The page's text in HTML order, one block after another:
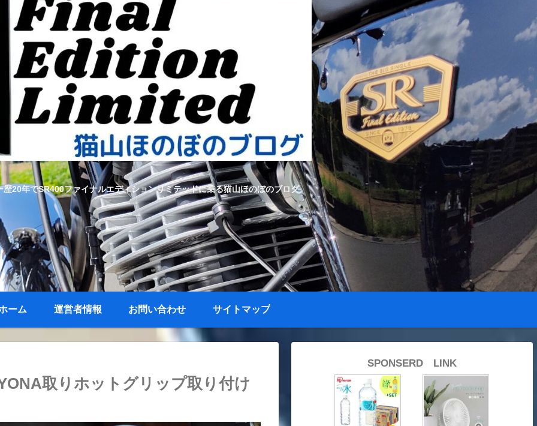
歴20年でSR400ファイナルエディションリミテッドに乗る猫山ほのぼのブログ
ーム 運営者情報 お問い合わせ サイトマップ
取りホットグリップ取り付け
SPONSERD LINK